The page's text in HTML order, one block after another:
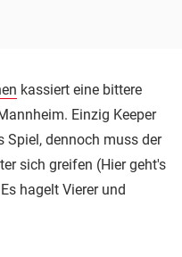
kassiert eine bittere
Einzig Keeper
Spiel, dennoch muss der
sich greifen (Hier geht's
hagelt Vierer und